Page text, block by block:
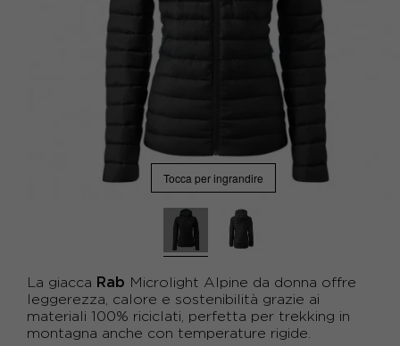
Tocca per ingrandire
La giacca Rab Microlight Alpine da donna offre
leggerezza, calore e sostenibilità grazie ai
materiali 100% riciclati, perfetta per trekking in
montagna anche con temperature rigide.